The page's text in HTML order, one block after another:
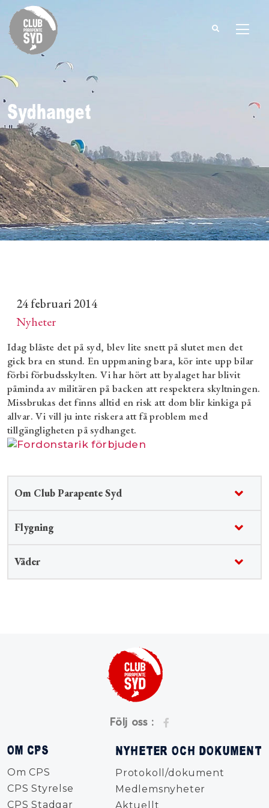
Sydhanget
24 februari 2014
Nyheter
Idag blåste det på syd, blev lite snett på slutet men det
gick bra en stund. En uppmaning bara, kör inte upp bilar
förbi förbudsskylten. Vi har hört att byalaget har blivit
påminda av militären på backen att respektera skyltningen.
Missbrukas det finns alltid en risk att dom blir kinkiga på
allvar. Vi vill ju inte riskera att få problem med
tillgängligheten på sydhanget.
Om Club Parapente Syd
Flygning
Väder
Följ oss :
OM CPS
Om CPS
CPS Styrelse
CPS Stadgar
NYHETER OCH DOKUMENT
Protokoll/dokument
Medlemsnyheter
Aktuellt